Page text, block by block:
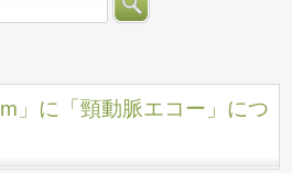
」に「頸動脈エコー」につ